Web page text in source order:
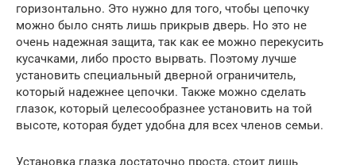
горизонтально. Это нужно для того, чтобы цепочку
можно было снять лишь прикрыв дверь. Но это не
очень надежная защита, так как ее можно перекусить
кусачками, либо просто вырвать. Поэтому лучше
установить специальный дверной ограничитель,
который надежнее цепочки. Также можно сделать
глазок, который целесообразнее установить на той
высоте, которая будет удобна для всех членов семьи.
Установка глазка достаточно проста, стоит лишь